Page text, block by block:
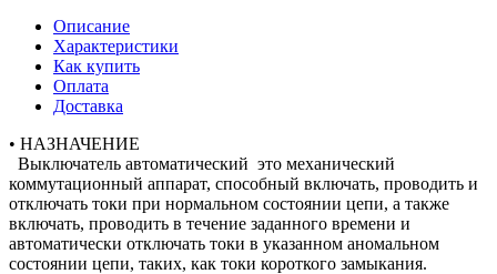
Описание
Характеристики
Как купить
Оплата
Доставка
• НАЗНАЧЕНИЕ
Выключатель автоматический это механический
коммутационный аппарат, способный включать, проводить и
отключать токи при нормальном состоянии цепи, а также
включать, проводить в течение заданного времени и
автоматически отключать токи в указанном аномальном
состоянии цепи, таких, как токи короткого замыкания.